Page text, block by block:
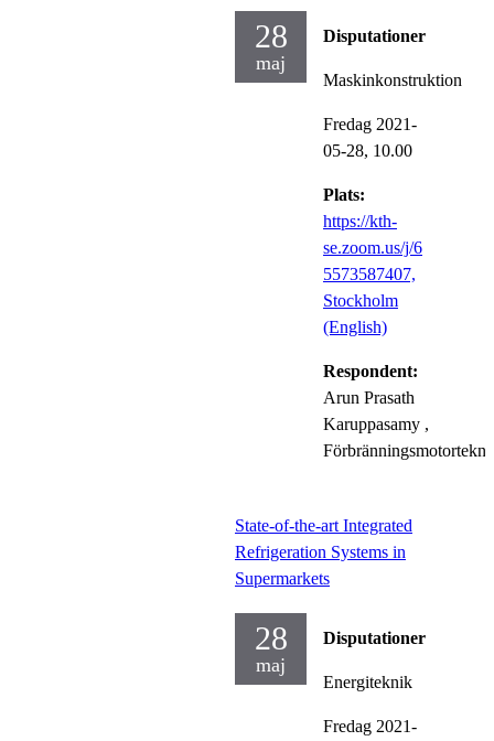
28
maj
Disputationer
Maskinkonstruktion
Fredag 2021-
05-28, 10.00
Plats:
https://kth-
se.zoom.us/j/6
5573587407,
Stockholm
(English)
Respondent:
Arun Prasath
Karuppasamy ,
State-of-the-art Integrated
Refrigeration Systems in
Supermarkets
28
maj
Disputationer
Energiteknik
Fredag 2021-